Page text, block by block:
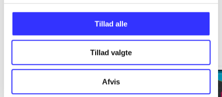
Tillad alle
Tillad valgte
Afvis
Minder om